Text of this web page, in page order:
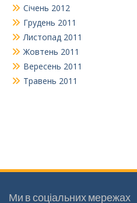
Січень 2012
Грудень 2011
Листопад 2011
Жовтень 2011
Вересень 2011
Травень 2011
Ми в соціальних мережах